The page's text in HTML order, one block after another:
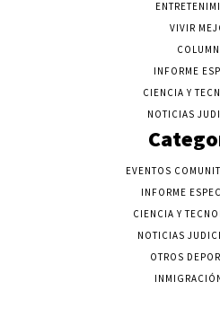
VIVIR
INFORME
CIENCIA Y
NOTICIAS
EVENTOS
INFORME
CIENCIA Y
NOTICIAS
OTROS